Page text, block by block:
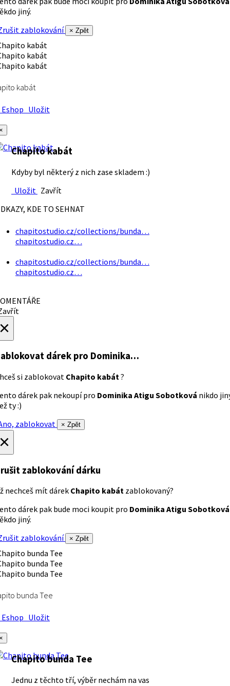
jiný.
zablokování
× Zpět
kabát
Uložit
Chapito kabát
Kdyby byl některý z nich zase skladem :)
Uložit Zavřít
KDE TO SEHNAT
chapitostudio.cz/collections/bunda…
chapitostudio.cz…
chapitostudio.cz/collections/bunda…
chapitostudio.cz…
dárek pro Dominika…
si zablokovat Chapito kabát ?
dárek pak nekoupí pro Dominika Atigu Sobotková nikdo
ty :)
zablokovat
× Zpět
zablokování dárku
nechceš mít dárek Chapito kabát zablokovaný?
dárek pak bude moci koupit pro Dominika Atigu Sobotková
jiný.
zablokování
× Zpět
bunda Tee
Uložit
Chapito bunda Tee
Jednu z těchto tří, výběr nechám na vas